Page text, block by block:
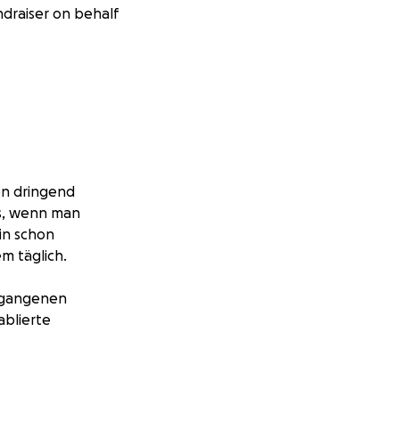
on behalf
dringend
wenn man
schon
täglich.